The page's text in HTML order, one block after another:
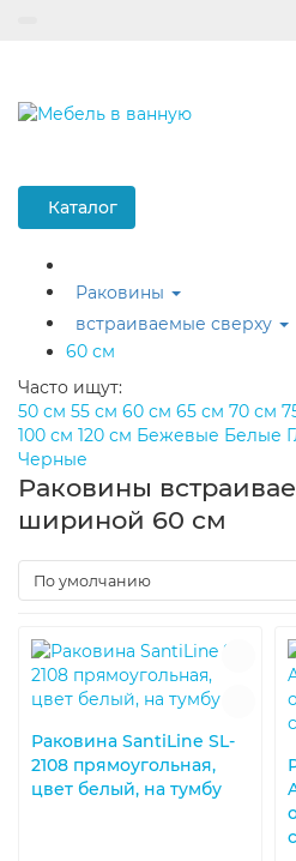
Каталог
Раковины
встраиваемые сверху
60 см
Часто ищут:
50 см 55 см 60 см 65 см 70 см
100 см 120 см Бежевые Белые
Черные
Раковины
шириной 60 см
Раковина SantiLine SL-
2108 прямоугольная,
цвет белый, на тумбу